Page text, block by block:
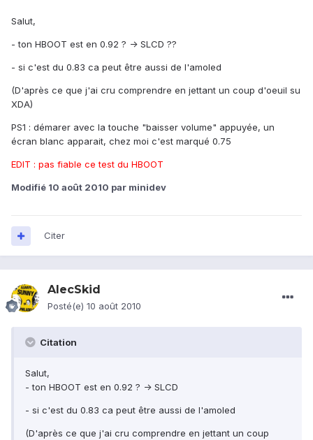
Salut,
- ton HBOOT est en 0.92 ? -> SLCD ??
- si c'est du 0.83 ca peut être aussi de l'amoled
(D'après ce que j'ai cru comprendre en jettant un coup d'oeuil su
XDA)
PS1 : démarer avec la touche "baisser volume" appuyée, un
écran blanc apparait, chez moi c'est marqué 0.75
EDIT : pas fiable ce test du HBOOT
Modifié 10 août 2010 par minidev
Citer
AlecSkid
Posté(e) 10 août 2010
Citation
Salut,
- ton HBOOT est en 0.92 ? -> SLCD
- si c'est du 0.83 ca peut être aussi de l'amoled
(D'après ce que j'ai cru comprendre en jettant un coup